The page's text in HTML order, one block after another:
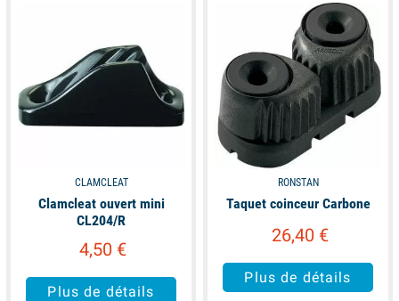
CLAMCLEAT
Clamcleat ouvert mini
CL204/R
4,50 €
Plus de détails
RONSTAN
Taquet coinceur Carbone
26,40 €
Plus de détails